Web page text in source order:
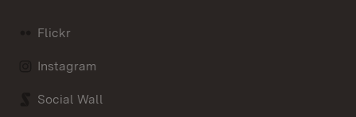
Flickr
Instagram
Social Wall